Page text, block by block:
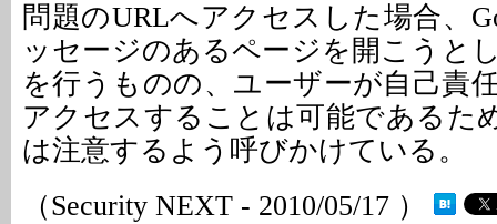
問題のURLへアクセスした場合、
ッセージのあるページを開こうと
を行うものの、ユーザーが自己責
アクセスすることは可能であるた
は注意するよう呼びかけている。
（Security NEXT - 2010/05/17 ）